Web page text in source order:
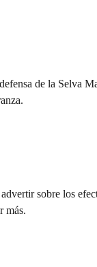
de la Selva
sobre los
más.